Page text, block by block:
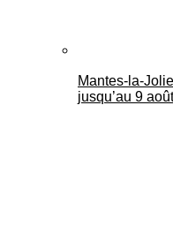
Mantes-la-
jusqu’au 9